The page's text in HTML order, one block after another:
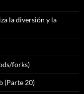
la diversión y la
forks)
(Parte 20)